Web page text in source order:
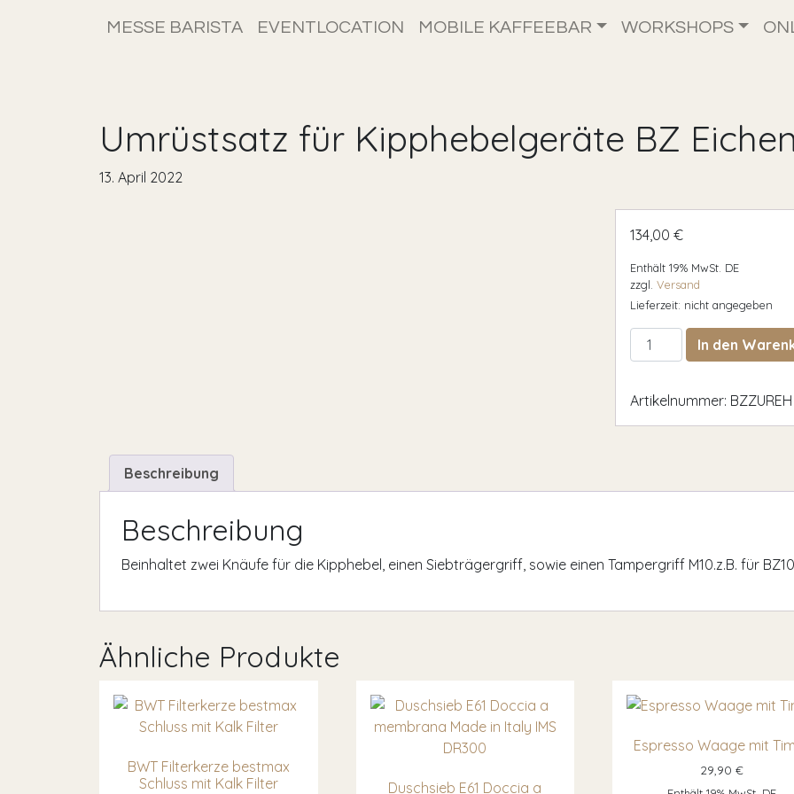
MESSE BARISTA EVENTLOCATION MOBILE KAFFEEBAR WORKSHOPS
Umrüstsatz für Kipphebelgeräte BZ
13. April 2022
134,00€
Enthält 19% MwSt. DE
zzgl.Versand
Lieferzeit: nicht angegeben
Umrüstsatz für
In den
Artikelnummer: BZZUREH
Beschreibung
Beschreibung
Beinhaltet zwei Knäufe für die Kipphebel, einen Siebträgergriff, sowie einen Tampergriff M10.z.B. für
Ähnliche Produkte
BWT Filterkerze bestmax
Schluss mit Kalk Filter
Duschsieb E61 Doccia a
Espresso Waage mit
29,90 €